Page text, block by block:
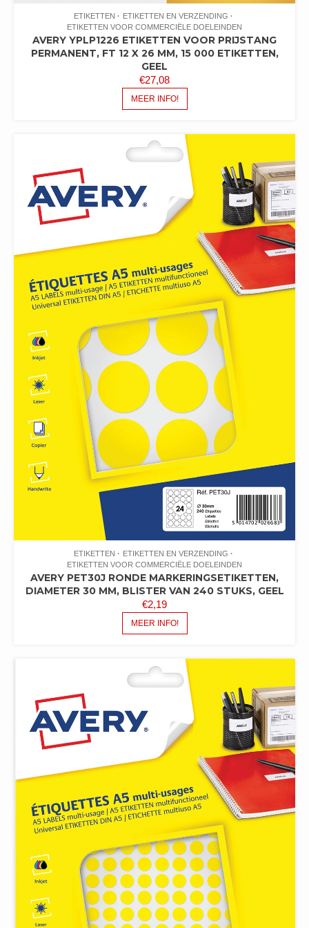
ETIKETTEN
ETIKETTEN EN VERZENDING
ETIKETTEN VOOR COMMERCIËLE DOELEINDEN
AVERY YPLP1226 ETIKETTEN VOOR PRIJSTANG
PERMANENT, FT 12 X 26 MM, 15 000 ETIKETTEN,
GEEL
€27,08
MEER INFO!
ETIKETTEN
ETIKETTEN EN VERZENDING
ETIKETTEN VOOR COMMERCIËLE DOELEINDEN
AVERY PET30J RONDE MARKERINGSETIKETTEN,
DIAMETER 30 MM, BLISTER VAN 240 STUKS, GEEL
€2,19
MEER INFO!